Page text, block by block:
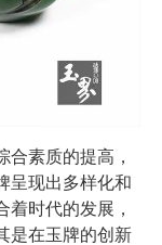
合素质的提高，
呈现出多样化和
时代的发展，
是在玉牌的创新